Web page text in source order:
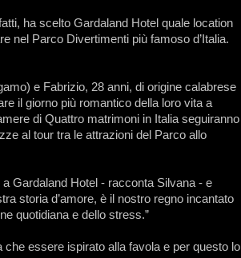
ha scelto Gardaland Hotel quale location
nel Parco Divertimenti più famoso d’Italia.
e Fabrizio, 28 anni, di origine calabrese
il giorno più romantico della loro vita a
di Quattro matrimoni in Italia seguiranno
al tour tra le attrazioni del Parco allo
Gardaland Hotel - racconta Silvana - e
storia d’amore, è il nostro regno incantato
quotidiana e dello stress.”
essere ispirato alla favola e per questo lo